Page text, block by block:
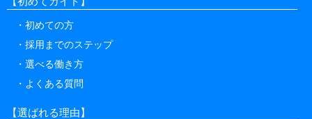
初めての方
採用までのステップ
選べる働き方
よくある質問
【選ばれる理由】